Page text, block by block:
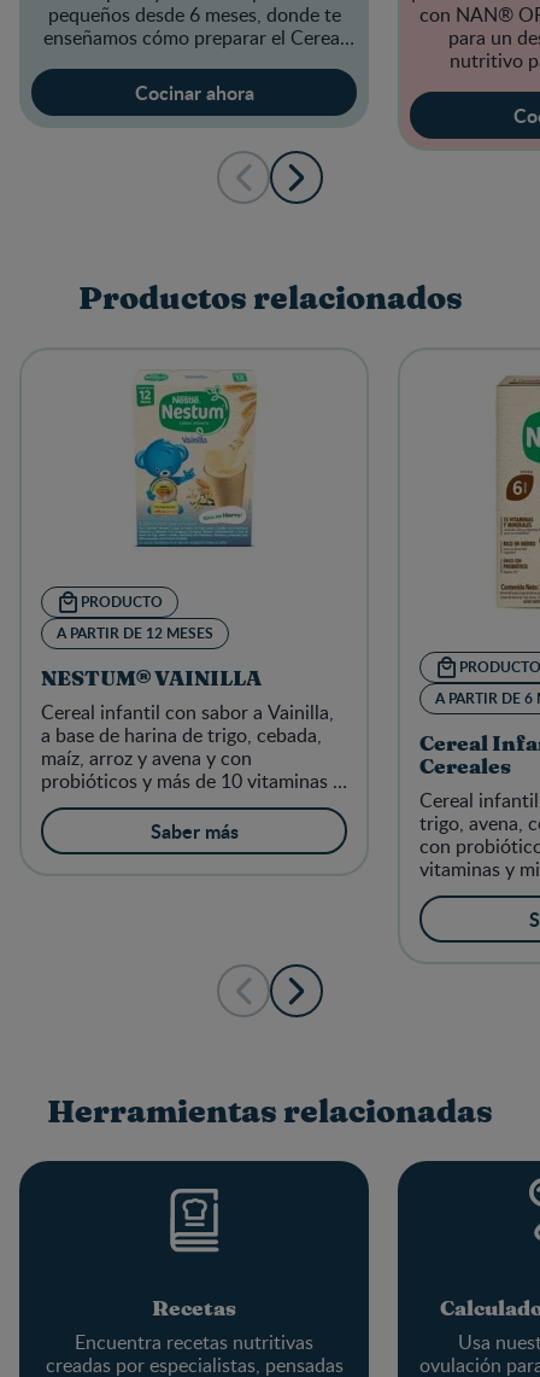
pequeños desde 6 meses, donde te
enseñamos cómo preparar el Cereal
Cocinar ahora
con NAN®
para un
nutritivo
Productos relacionados
PRODUCTO
A PARTIR DE 12 MESES
NESTUM® VAINILLA
Cereal infantil con sabor a Vainilla,
a base de harina de trigo, cebada,
maíz, arroz y avena y con
probióticos y más de 10 vitaminas y
minerales, para la alimentación
complementaria de los niños a
partir de 12 meses
Saber más
PRODUCTO
A PARTIR DE 6
Cereal
Cereales
Cereal
trigo, avena,
con
vitaminas y
alimentación
niños a partir
Herramientas relacionadas
Recetas
Encuentra recetas nutritivas
creadas por especialistas, pensadas
Usa
ovulación